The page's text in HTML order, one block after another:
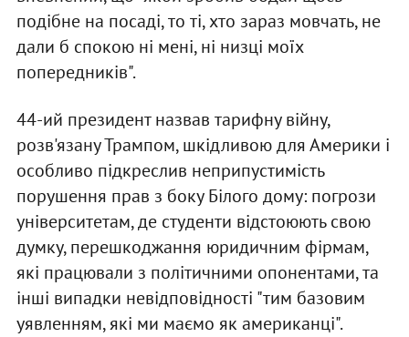
подібне на посаді, то ті, хто зараз мовчать, не
дали б спокою ні мені, ні низці моїх
попередників".
44-ий президент назвав тарифну війну,
розв'язану Трампом, шкідливою для Америки і
особливо підкреслив неприпустимість
порушення прав з боку Білого дому: погрози
університетам, де студенти відстоюють свою
думку, перешкоджання юридичним фірмам,
які працювали з політичними опонентами, та
інші випадки невідповідності "тим базовим
уявленням, які ми маємо як американці".